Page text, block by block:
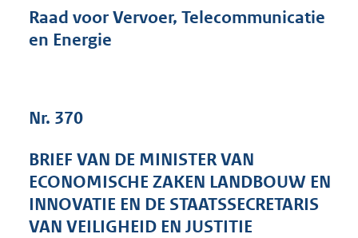
s
:
3
K
Raad voor Vervoer, Telecommunicatie
en Energie
Nr. 370
BRIEF VAN DE MINISTER VAN
ECONOMISCHE ZAKEN LANDBOUW EN
INNOVATIE EN DE STAATSSECRETARIS
VAN VEILIGHEID EN JUSTITIE